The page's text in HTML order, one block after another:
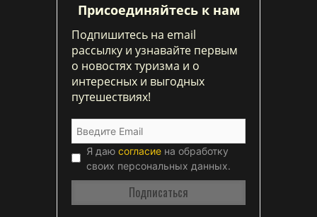
Присоединяйтесь к нам
Подпишитесь на email
рассылку и узнавайте первым
о новостях туризма и о
интересных и выгодных
путешествиях!
Я даю согласие на обработку
своих персональных данных.